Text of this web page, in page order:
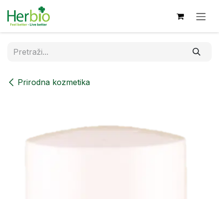
Skip to Content
Prirodna kozmetika